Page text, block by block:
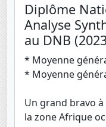
Diplôme
Analyse
au DNB
* Moyenne
* Moyenne
Un grand bravo
la zone Afrique